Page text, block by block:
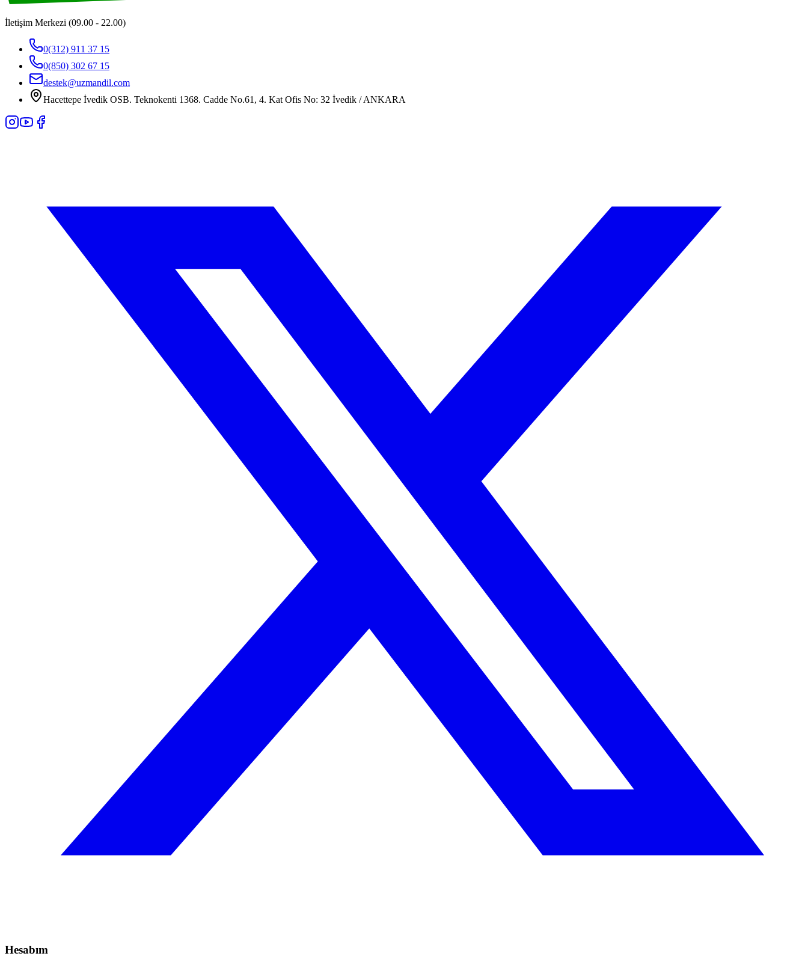
İletişim Merkezi (09.00 - 22.00)
0(312) 911 37 15
0(850) 302 67 15
destek@uzmandil.com
Hacettepe İvedik OSB. Teknokenti 1368. Cadde No.61, 4. Kat Ofis No: 32 İvedik / ANKARA
Hesabım